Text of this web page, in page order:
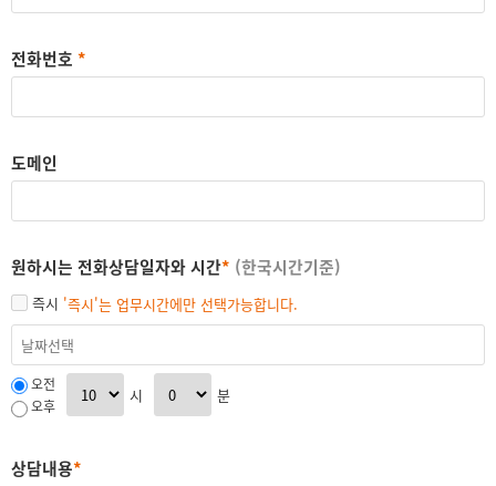
전화번호 *
도메인
원하시는 전화상담일자와 시간* (한국시간기준)
즉시 '즉시'는 업무시간에만 선택가능합니다.
오전
오후
시 분
상담내용*